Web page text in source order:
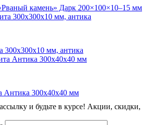
камень» Дарк 200×100×10–15 мм
300х300х10 мм, антика
Антика 300х40х40 мм
и будьте в курсе! Акции, скидки,